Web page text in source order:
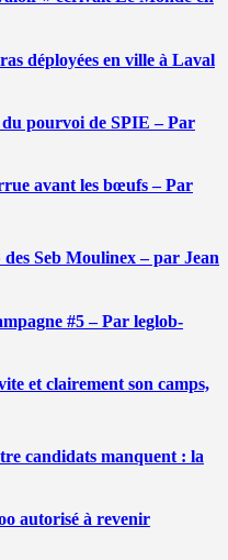
déployées en ville à Laval
pourvoi de SPIE – Par
avant les bœufs – Par
Seb Moulinex – par Jean
#5 – Par leglob-
et clairement son camps,
candidats manquent : la
autorisé à revenir